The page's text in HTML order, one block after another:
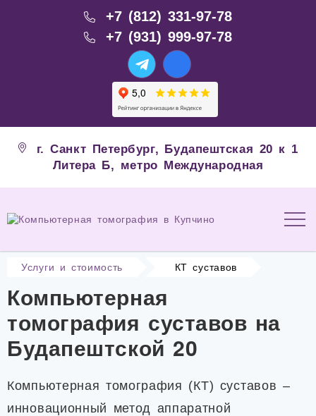
+7 (812) 331-97-78
+7 (931) 999-97-78
г. Санкт Петербург, Будапештская 20 к 1
Литера Б, метро Международная
Услуги и стоимость КТ суставов
Компьютерная
томография суставов на
Будапештской 20
Компьютерная томография (КТ) суставов –
инновационный метод аппаратной